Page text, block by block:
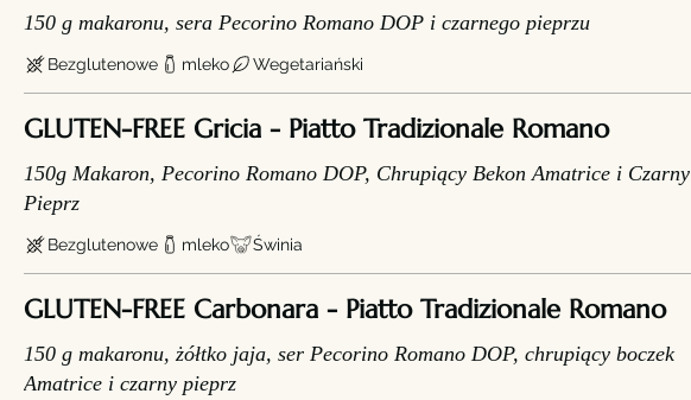
150 g makaronu, sera Pecorino Romano DOP i czarnego pieprzu
Bezglutenowe mleko Wegetariański
GLUTEN-FREE Gricia - Piatto Tradizionale Romano
150g Makaron, Pecorino Romano DOP, Chrupiący Bekon Amatrice i Czarny
Pieprz
Bezglutenowe mleko Świnia
GLUTEN-FREE Carbonara - Piatto Tradizionale Romano
150 g makaronu, żółtko jaja, ser Pecorino Romano DOP, chrupiący boczek
Amatrice i czarny pieprz